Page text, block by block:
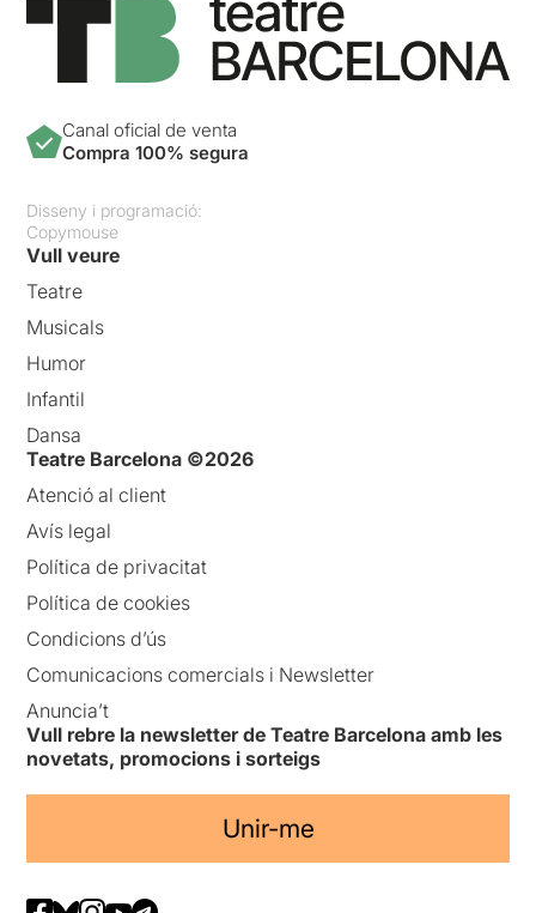
Canal oficial de venta
Compra 100% segura
Disseny i programació:
Copymouse
Vull veure
Teatre
Musicals
Humor
Infantil
Dansa
Teatre Barcelona ©2026
Atenció al client
Avís legal
Política de privacitat
Política de cookies
Condicions d’ús
Comunicacions comercials i Newsletter
Anuncia’t
Vull rebre la newsletter de Teatre Barcelona amb les
novetats, promocions i sorteigs
Unir-me